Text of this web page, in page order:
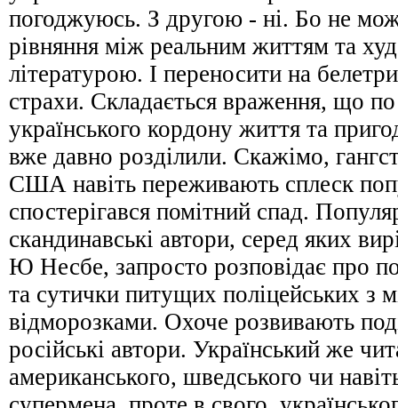
погоджуюсь. З другою - ні. Бо не
рівняння між реальним життям та
літературою. І переносити на
страхи. Складається враження, що
українського кордону життя та
вже давно розділили. Скажімо,
США навіть переживають сплеск
спостерігався помітний спад.
скандинавські автори, серед яких
Ю Несбе, запросто розповідає про
та сутички питущих поліцейських з
відморозками. Охоче розвивають
російські автори. Український же
американського, шведського чи